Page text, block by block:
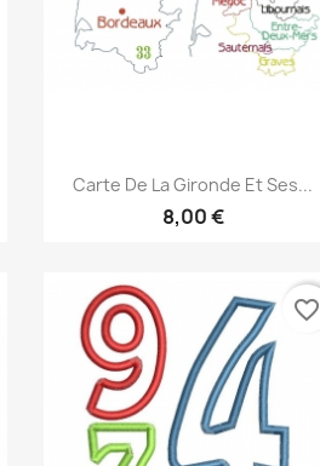
Aperçu rapide
Carte De La Gironde Et Ses...
8,00 €
favorite_border